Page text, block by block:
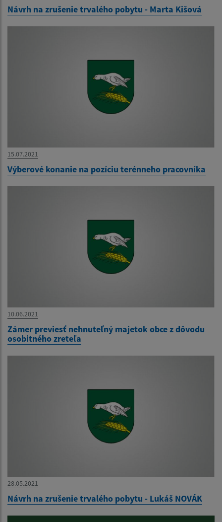
Návrh na zrušenie trvalého pobytu - Marta Kišová
15.07.2021
Výberové konanie na pozíciu terénneho pracovníka
10.06.2021
Zámer previesť nehnuteľný majetok obce z dôvodu
osobitného zreteľa
28.05.2021
Návrh na zrušenie trvalého pobytu - Lukáš NOVÁK